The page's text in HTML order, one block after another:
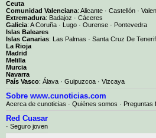
Ceuta
Comunidad Valenciana: Alicante · Castellón ·
Extremadura: Badajoz · Cáceres
Galicia: A Coruña · Lugo · Ourense · Pontevedra
Islas Baleares
Islas Canarias: Las Palmas · Santa Cruz De
La Rioja
Madrid
Melilla
Murcia
Navarra
País Vasco: Álava · Guipuzcoa · Vizcaya
Sobre www.cunoticias.com
Acerca de cunoticias · Quiénes somos · Preguntas
Red Cuasar
· Seguro joven